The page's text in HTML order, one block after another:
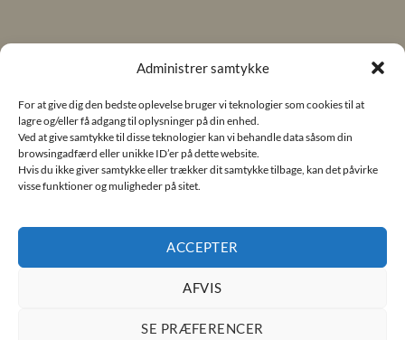
Administrer samtykke
For at give dig den bedste oplevelse bruger vi teknologier som cookies til at
lagre og/eller få adgang til oplysninger på din enhed.
Ved at give samtykke til disse teknologier kan vi behandle data såsom din
browsingadfærd eller unikke ID’er på dette website.
Hvis du ikke giver samtykke eller trækker dit samtykke tilbage, kan det påvirke
visse funktioner og muligheder på sitet.
ACCEPTER
AFVIS
SE PRÆFERENCER
Privatlivs politik
Cookies
KONTAKT
Miss Bagel ApS
Aa. Louis-Hansens Allé 2
3060 Espergærde
CVR 25 91 83 71